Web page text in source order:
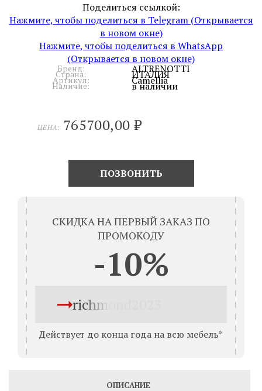
Поделиться ссылкой:
Нажмите, чтобы поделиться в Telegram (Открывается
в новом окне)
Нажмите, чтобы поделиться в WhatsApp
(Открывается в новом окне)
Бренд: ALTRENOTTI
Страна: ИТАЛИЯ
Артикул: Camellia
Наличие: в наличии
ЦЕНА: 765700,00 ₽
ПОЗВОНИТЬ
СКИДКА НА ПЕРВЫЙ ЗАКАЗ ПО
ПРОМОКОДУ
-10%
richmond2023
Действует до конца года на всю мебель*
ОПИСАНИЕ